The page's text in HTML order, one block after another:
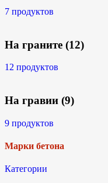
7 продуктов
На граните (12)
12 продуктов
На гравии (9)
9 продуктов
Марки бетона
Категории